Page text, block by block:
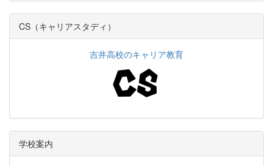
CS（キャリアスタディ）
吉井高校のキャリア教育
学校案内